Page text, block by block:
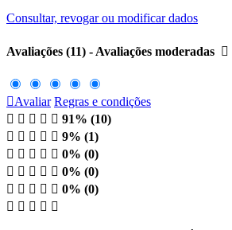
Consultar, revogar ou modificar dados
Avaliações (11) - Avaliações moderadas 
Avaliar Regras e condições
     91% (10)
     9% (1)
     0% (0)
     0% (0)
     0% (0)
    